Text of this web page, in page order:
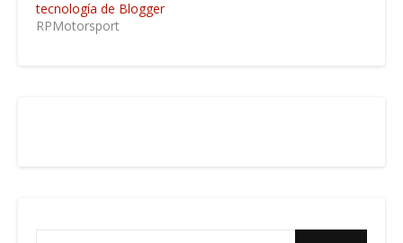
tecnología de Blogger
RPMotorsport